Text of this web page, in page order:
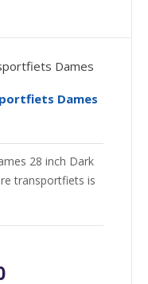
Dames
28 inch Dark
transportfiets is